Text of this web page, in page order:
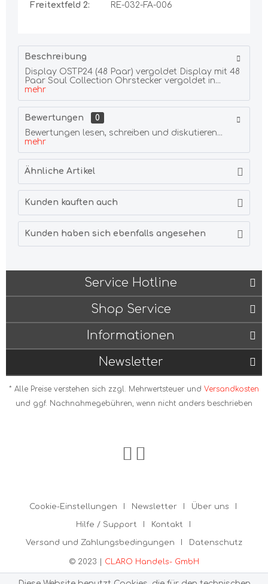
Freitextfeld 2:
RE-032-FA-006
Beschreibung
Display OSTP24 (48 Paar) vergoldet Display mit 48
Paar Soul Collection Ohrstecker vergoldet in...
mehr
Bewertungen
0
Bewertungen lesen, schreiben und diskutieren...
mehr
Ähnliche Artikel
Kunden kauften auch
Kunden haben sich ebenfalls angesehen
Service Hotline
Shop Service
Informationen
Newsletter
* Alle Preise verstehen sich zzgl. Mehrwertsteuer und Versandkosten
und ggf. Nachnahmegebühren, wenn nicht anders beschrieben
Cookie-Einstellungen Newsletter Über uns
Hilfe / Support Kontakt
Versand und Zahlungsbedingungen Datenschutz
© 2023 | CLARO Handels- GmbH